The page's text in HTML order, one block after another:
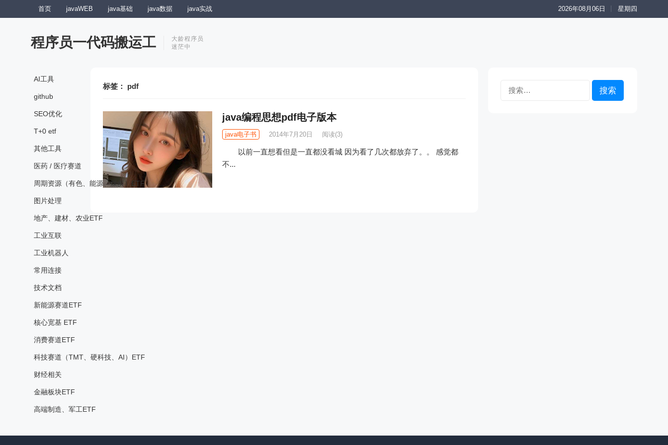
首页 javaWEB java基础 java数据 java实战 2026年08月06日 星期四
程序员一代码搬运工
大龄程序员
迷茫中
AI工具
github
SEO优化
T+0 etf
其他工具
医药 / 医疗赛道
周期资源（有色、能源、煤炭）ETF
图片处理
地产、建材、农业ETF
工业互联
工业机器人
常用连接
技术文档
新能源赛道ETF
核心宽基 ETF
消费赛道ETF
科技赛道（TMT、硬科技、AI）ETF
财经相关
金融板块ETF
高端制造、军工ETF
标签： pdf
java编程思想pdf电子版本
java电子书 2014年7月20日 阅读(3)
以前一直想看但是一直都没看城 因为看了几次都放弃了。。 感觉都
不...